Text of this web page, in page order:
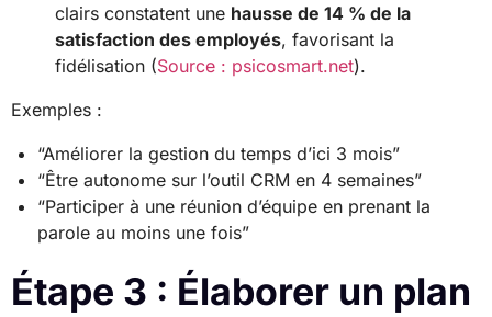
clairs constatent une hausse de 14 % de la
satisfaction des employés, favorisant la
fidélisation (Source : psicosmart.net).
Exemples :
“Améliorer la gestion du temps d’ici 3 mois”
“Être autonome sur l’outil CRM en 4 semaines”
“Participer à une réunion d’équipe en prenant la
parole au moins une fois”
Étape 3 : Élaborer un plan